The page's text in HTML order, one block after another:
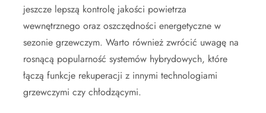
jeszcze lepszą kontrolę jakości powietrza
wewnętrznego oraz oszczędności energetyczne w
sezonie grzewczym. Warto również zwrócić uwagę na
rosnącą popularność systemów hybrydowych, które
łączą funkcje rekuperacji z innymi technologiami
grzewczymi czy chłodzącymi.